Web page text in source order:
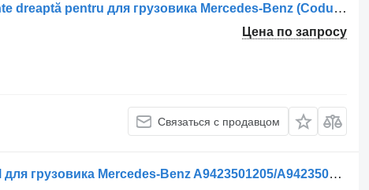
Реактивная тяга Tijă de cuplu punte dreaptă pentru для грузовика Mercedes-Benz (Coduri: A9603500906, A9603501806)
Цена по запросу
Связаться с продавцом
Реактивная тяга V-Brat de Control для грузовика Mercedes-Benz A9423501205/A9423500505/A9423500805/A9603500105